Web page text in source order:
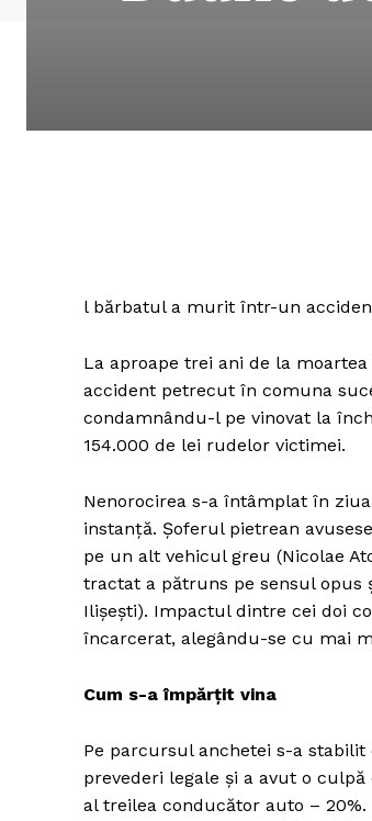
l bărbatul a murit într-un
La aproape trei ani de la
accident petrecut în comuna
condamnându-l pe vinovat la
154.000 de lei rudelor victimei.
Nenorocirea s-a întâmplat în
instanţă. Şoferul pietrean
pe un alt vehicul greu (Nicolae
tractat a pătruns pe sensul opus
Ilişeşti). Impactul dintre cei doi
încarcerat, alegându-se cu mai
Cum s-a împărţit vina
Pe parcursul anchetei s-a
prevederi legale şi a avut o
al treilea conducător auto –